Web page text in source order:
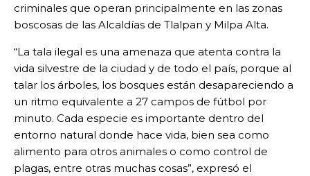
criminales que operan principalmente en las zonas
boscosas de las Alcaldías de Tlalpan y Milpa Alta.
“La tala ilegal es una amenaza que atenta contra la
vida silvestre de la ciudad y de todo el país, porque al
talar los árboles, los bosques están desapareciendo a
un ritmo equivalente a 27 campos de fútbol por
minuto. Cada especie es importante dentro del
entorno natural donde hace vida, bien sea como
alimento para otros animales o como control de
plagas, entre otras muchas cosas”, expresó el